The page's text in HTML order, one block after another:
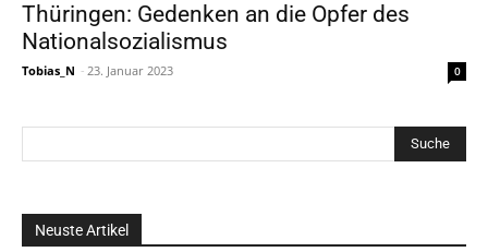
Thüringen: Gedenken an die Opfer des
Nationalsozialismus
Tobias_N - 23. Januar 2023 0
Neuste Artikel